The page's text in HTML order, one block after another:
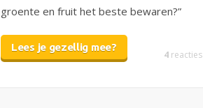
groente en fruit het beste bewaren?”
Lees je gezellig mee?
4 reacties